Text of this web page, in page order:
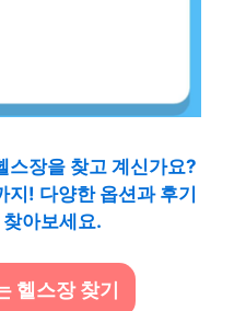
스장을 찾고 계신가요?
지! 다양한 옵션과 후기
아보세요.
헬스장 찾기